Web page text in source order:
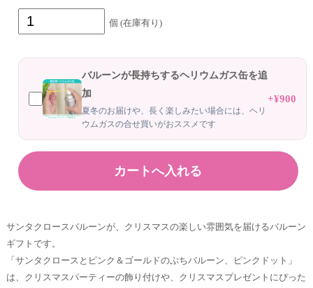
個 (在庫有り)
バルーンが長持ちするヘリウムガス缶を追
加
夏冬のお届けや、長く楽しみたい場合には、ヘリ
ウムガスの合せ買いがおススメです
+¥900
サンタクロースバルーンが、クリスマスの楽しい雰囲気を届けるバルーン
ギフトです。
「サンタクロースとピンク＆ゴールドのぷちバルーン、ピンクドット」
は、クリスマスパーティーの飾り付けや、クリスマスプレゼントにぴった